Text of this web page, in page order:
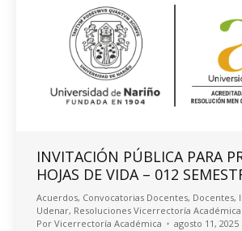
INVITACIÓN PÚBLICA PARA
HOJAS DE VIDA – 012
Acuerdos, Convocatorias Docentes, Docentes,
Udenar, Resoluciones Vicerrectoría Académica
Por Vicerrectoría Académica agosto 11, 2025